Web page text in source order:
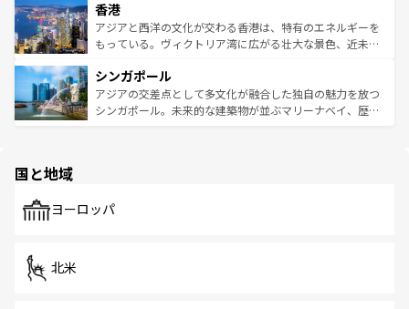
とつ。フォーやバインミー、ベトナムコーヒーなどは、ぜ
ひ現地で味わいたい。どの地域を訪れてもあたたかい人々
が旅行者を迎えてくれるので、きっと忘れられない旅にな
参照してほしい。
の活気が交差している。北部ではチェンマイなどの山岳地
帯で自然と触れ合い、南部ではプーケットやクラビの美し
いビーチでリゾート気分を楽しむことができる。タイ料理
激する。気候は一年中温暖で、どの季節にも異なる楽しみ
が待っている。親しみやすいタイの人々、仏教を中心とし
た文化、そして多様な観光資源が、訪れる旅人を魅了し続
香港
アジアと西洋の文化が交わる香港は、特有のエネルギーを
もっている。ヴィクトリア湾に広がる壮大な景色、近未来
み、どこを訪れても感動するはず。観光スポットが密集し
ており、効率よく見どころを回れるのも魅力。息をのむよ
うな絶景から文化的な体験まで、香港を存分に楽しみ尽く
シンガポール
アジアの交差点として多文化が融合した独自の魅力を放つ
シンガポール。未来的な建築物が並ぶマリーナベイ、歴史
で、ホーカーズは地元の風情を楽しめる外せないスポット
国と地域
ヨーロッパ
北米